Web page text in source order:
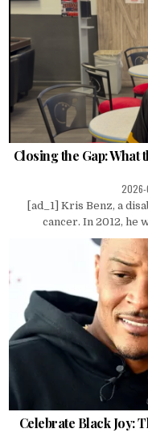
Closing the Gap:
[ad_1] Kris Benz, a
cancer. In 2012, he
Celebrate Black Joy: